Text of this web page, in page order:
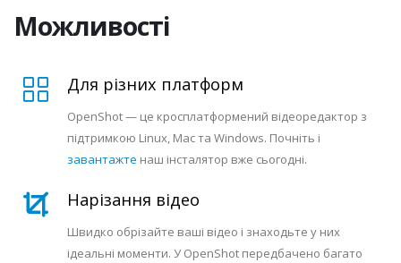
Можливості
Для різних платформ
OpenShot — це кросплатформений відеоредактор з
підтримкою Linux, Mac та Windows. Почніть і
завантажте наш інсталятор вже сьогодні.
Нарізання відео
Швидко обрізайте ваші відео і знаходьте у них
ідеальні моменти. У OpenShot передбачено багато